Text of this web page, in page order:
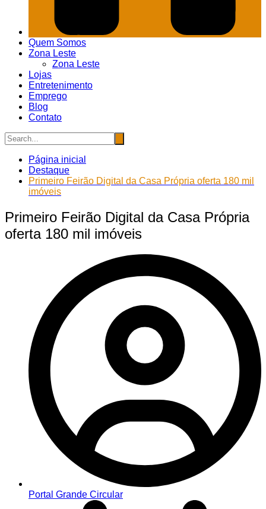
Quem Somos
Zona Leste
Zona Leste
Lojas
Entretenimento
Emprego
Blog
Contato
Página inicial
Destaque
Primeiro Feirão Digital da Casa Própria oferta 180 mil
imóveis
Primeiro Feirão Digital da Casa Própria
oferta 180 mil imóveis
Portal Grande Circular